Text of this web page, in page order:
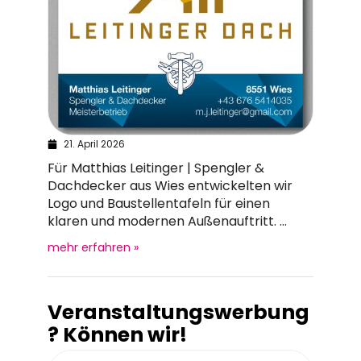
21. April 2026
Für Matthias Leitinger | Spengler &
Dachdecker aus Wies entwickelten wir
Logo und Baustellentafeln für einen
klaren und modernen Außenauftritt. ...
mehr erfahren »
Veranstaltungswerbung
? Können wir!